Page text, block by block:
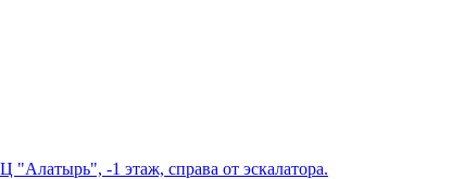
-1 этаж, справа от эскалатора.